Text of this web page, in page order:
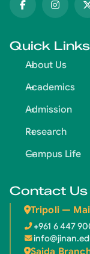
Quick Links
About Us
Academics
Admission
Research
Campus Life
Contact Us
Tripoli —
+961 6 447
Saida